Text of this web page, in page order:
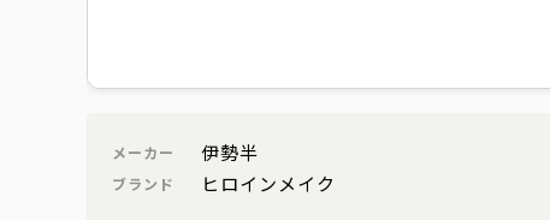
メーカー 伊勢半
ブランド ヒロインメイク